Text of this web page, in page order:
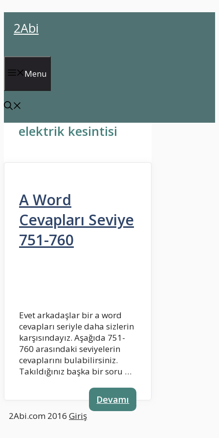
atla2Abi
Menu
elektrik kesintisi
A Word
Cevapları Seviye
751-760
Evet arkadaşlar bir a word
cevapları seriyle daha sizlerin
karşısındayız. Aşağıda 751-
760 arasındaki seviyelerin
cevaplarını bulabilirsiniz.
Takıldığınız başka bir soru …
Devamı
2Abi.com 2016 Giriş